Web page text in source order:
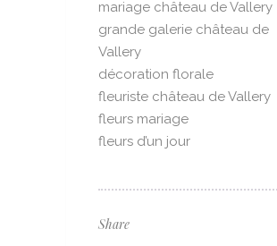
mariage château de Vallery
grande galerie château de
Vallery
décoration florale
fleuriste château de Vallery
fleurs mariage
fleurs d’un jour
Share